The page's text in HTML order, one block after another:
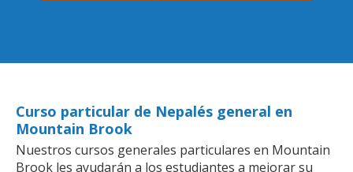
Curso particular de Nepalés general en
Mountain Brook
Nuestros cursos generales particulares en Mountain
Brook les ayudarán a los estudiantes a mejorar su